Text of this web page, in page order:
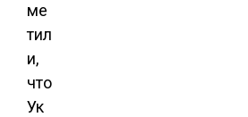
ме
тил
и,
что
Ук